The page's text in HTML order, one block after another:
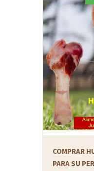
COMPRAR
PARA SU